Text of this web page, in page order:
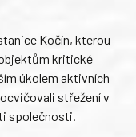
Kočín, kterou
kritické
úkolem aktivních
střežení v
společnosti.